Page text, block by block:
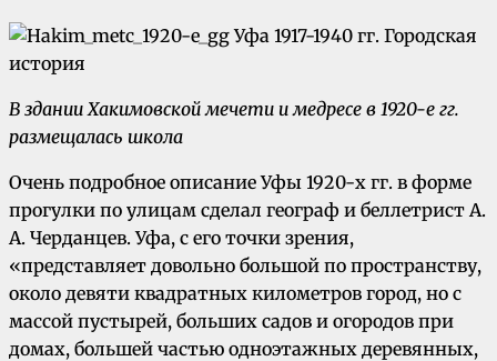
В здании Хакимовской мечети и медресе в 1920-е гг.
размещалась школа
Очень подробное описание Уфы 1920-х гг. в форме
прогулки по улицам сделал географ и беллетрист А.
А. Черданцев. Уфа, с его точки зрения,
«представляет довольно большой по пространству,
около девяти квадратных километров город, но с
массой пустырей, больших садов и огородов при
домах, большей частью одноэтажных деревянных,